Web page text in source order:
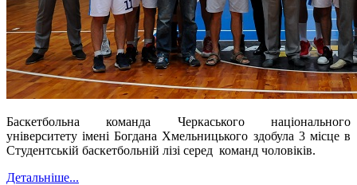
Баскетбольна команда Черкаського національного
університету імені Богдана Хмельницького здобула 3 місце в
Студентській баскетбольній лізі серед команд чоловіків.
Детальніше...